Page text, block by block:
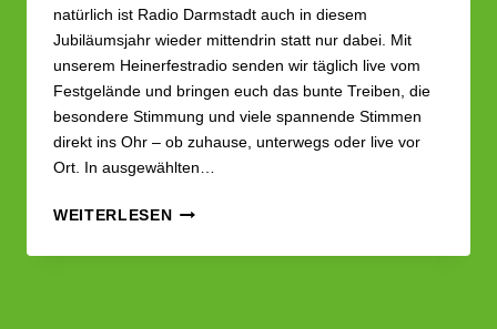
natürlich ist Radio Darmstadt auch in diesem
Jubiläumsjahr wieder mittendrin statt nur dabei. Mit
unserem Heinerfestradio senden wir täglich live vom
Festgelände und bringen euch das bunte Treiben, die
besondere Stimmung und viele spannende Stimmen
direkt ins Ohr – ob zuhause, unterwegs oder live vor
Ort. In ausgewählten…
WEITERLESENHEINERFESTRADIO
–